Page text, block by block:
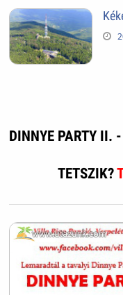
DINNYE PARTY II.
TETSZIK?